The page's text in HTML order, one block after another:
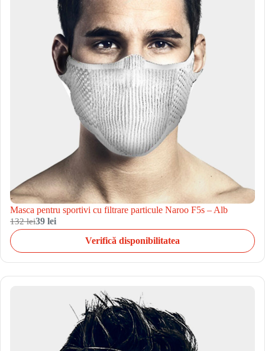
Masca pentru sportivi cu filtrare particule Naroo F5s – Alb
132 lei39 lei
Verifică disponibilitatea